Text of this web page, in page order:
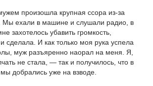
произошла крупная ссора из-за
Мы ехали в машине и слушали радио, в
захотелось убавить громкость,
сделала. И как только моя рука успела
муж разъяренно наорал на меня. Я,
не стала, — так и получилось, что в
добрались уже на взводе.